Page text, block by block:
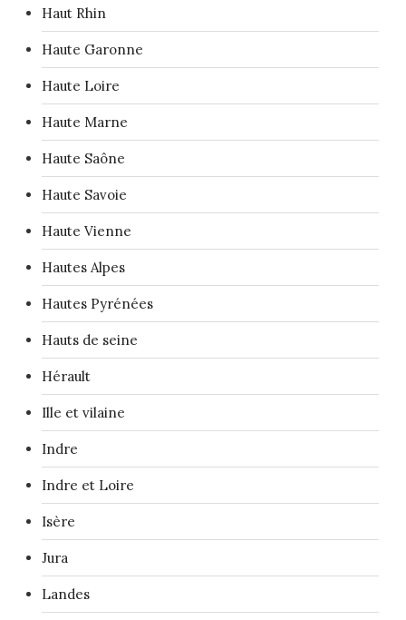
Haut Rhin
Haute Garonne
Haute Loire
Haute Marne
Haute Saône
Haute Savoie
Haute Vienne
Hautes Alpes
Hautes Pyrénées
Hauts de seine
Hérault
Ille et vilaine
Indre
Indre et Loire
Isère
Jura
Landes